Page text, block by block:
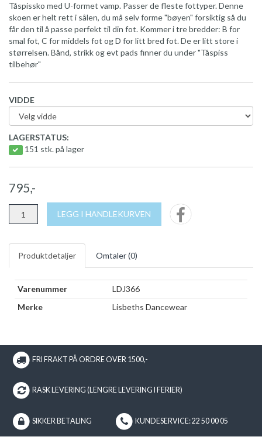
Tåspissko med U-formet vamp. Passer de fleste fottyper. Denne
skoen er helt rett i sålen, du må selv forme "bøyen" forsiktig så du
får den til å passe perfekt til din fot. Kommer i tre bredder: B for
smal fot, C for middels fot og D for litt bred fot. De er litt store i
størrelsen. Bånd, strikk og evt pads finner du under "Tåspiss
tilbehør"
VIDDE
LAGERSTATUS:
151 stk. på lager
795,-
LEGG I HANDLEKURVEN
Produktdetaljer Omtaler (0)
Varenummer
LDJ366
Merke
Lisbeths Dancewear
FRI FRAKT PÅ ORDRE OVER 1500,-
RASK LEVERING (LENGRE LEVERING I FERIER)
SIKKER BETALING KUNDESERVICE: 22 50 00 05